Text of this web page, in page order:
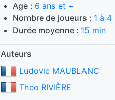
Age : 6 ans et +
Nombre de joueurs : 1 à 4
Durée moyenne : 15 min
Auteurs
Ludovic MAUBLANC
Théo RIVIÈRE